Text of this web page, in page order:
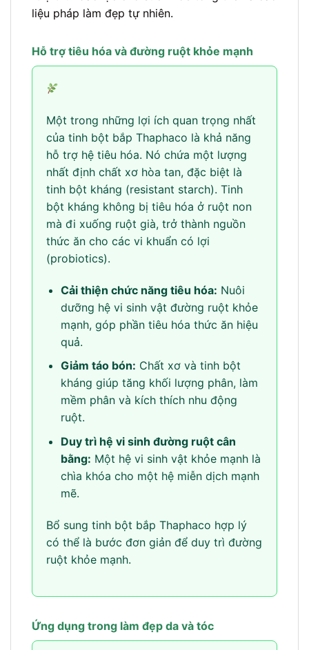
liệu pháp làm đẹp tự nhiên.
Hỗ trợ tiêu hóa và đường ruột khỏe mạnh
Một trong những lợi ích quan trọng nhất
của tinh bột bắp Thaphaco là khả năng
hỗ trợ hệ tiêu hóa. Nó chứa một lượng
nhất định chất xơ hòa tan, đặc biệt là
tinh bột kháng (resistant starch). Tinh
bột kháng không bị tiêu hóa ở ruột non
mà đi xuống ruột già, trở thành nguồn
thức ăn cho các vi khuẩn có lợi
(probiotics).
Cải thiện chức năng tiêu hóa: Nuôi
dưỡng hệ vi sinh vật đường ruột khỏe
mạnh, góp phần tiêu hóa thức ăn hiệu
quả.
Giảm táo bón: Chất xơ và tinh bột
kháng giúp tăng khối lượng phân, làm
mềm phân và kích thích nhu động
ruột.
Duy trì hệ vi sinh đường ruột cân
bằng: Một hệ vi sinh vật khỏe mạnh là
chìa khóa cho một hệ miễn dịch mạnh
mẽ.
Bổ sung tinh bột bắp Thaphaco hợp lý
có thể là bước đơn giản để duy trì đường
ruột khỏe mạnh.
Ứng dụng trong làm đẹp da và tóc